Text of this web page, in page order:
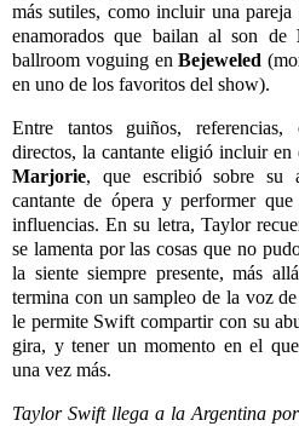
más sutiles, como incluir una
enamorados que bailan al son de
ballroom voguing enBejeweled
en uno de los favoritos del show).
Entre tantos guiños, referencias,
directos, la cantante eligió incluir en
Marjorie, que escribió sobre su
cantante de ópera y performer
influencias. En su letra, Taylor
se lamenta por las cosas que no
la siente siempre presente, más
termina con un sampleo de la voz
le permite Swift compartir con su
gira, y tener un momento en el
una vez más.
Taylor Swift llega a la Argentina